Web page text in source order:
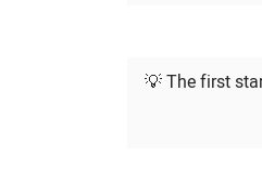
💡 The first